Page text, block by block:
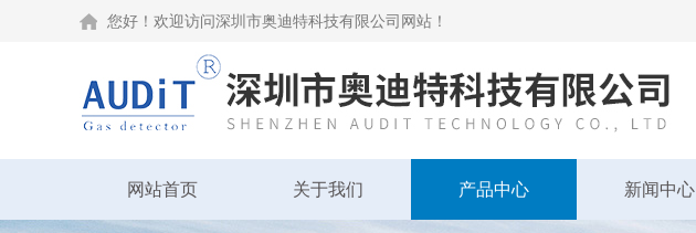
您好！欢迎访问深圳市奥迪特科技有限公司网站！
网站首页 关于我们 产品中心 新闻中心